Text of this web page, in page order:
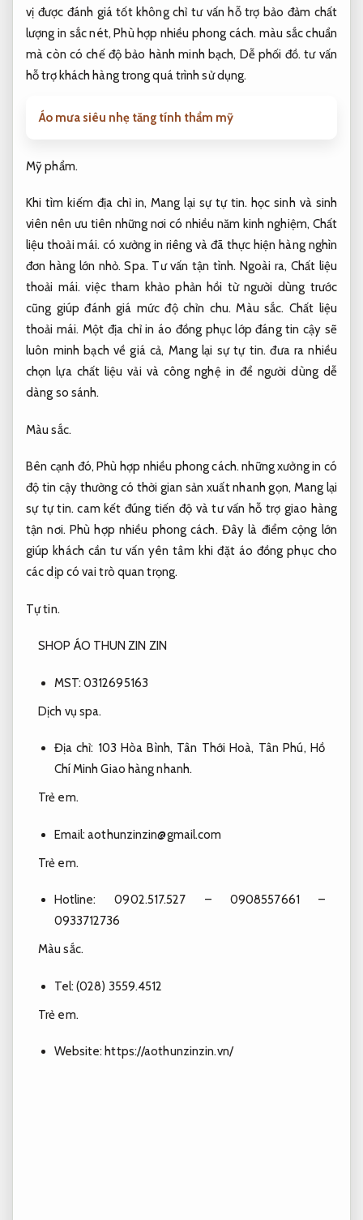
vị được đánh giá tốt không chỉ tư vấn hỗ trợ bảo đảm chất
lượng in sắc nét,Phù hợp nhiều phong cách. màu sắc chuẩn
mà còn có chế độ bảo hành minh bạch, Dễ phối đồ. tư vấn
hỗ trợ khách hàng trong quá trình sử dụng.
Áo mưa siêu nhẹ tăng tính thẩm mỹ
Mỹ phẩm.
Khi tìm kiếm địa chỉ in,Mang lại sự tự tin. học sinh và sinh
viên nên ưu tiên những nơi có nhiều năm kinh nghiệm, Chất
liệu thoải mái. có xưởng in riêng và đã thực hiện hàng nghìn
đơn hàng lớn nhỏ.Spa. Tư vấn tận tình. Ngoài ra, Chất liệu
thoải mái. việc tham khảo phản hồi từ người dùng trước
cũng giúp đánh giá mức độ chỉn chu.Màu sắc. Chất liệu
thoải mái. Một địa chỉ in áo đồng phục lớp đáng tin cậy sẽ
luôn minh bạch về giá cả, Mang lại sự tự tin. đưa ra nhiều
chọn lựa chất liệu vải và công nghệ in để người dùng dễ
dàng so sánh.
Màu sắc.
Bên cạnh đó,Phù hợp nhiều phong cách. những xưởng in có
độ tin cậy thường có thời gian sản xuất nhanh gọn, Mang lại
sự tự tin. cam kết đúng tiến độ và tư vấn hỗ trợ giao hàng
tận nơi. Phù hợp nhiều phong cách. Đây là điểm cộng lớn
giúp khách cần tư vấn yên tâm khi đặt áo đồng phục cho
các dịp có vai trò quan trọng.
Tự tin.
SHOP ÁO THUN ZIN ZIN
MST: 0312695163
Dịch vụ spa.
Địa chỉ: 103 Hòa Bình, Tân Thới Hoà, Tân Phú, Hồ
Chí MinhGiao hàng nhanh.
Trẻ em.
Email:aothunzinzin@gmail.com
Trẻ em.
Hotline: 0902.517.527 – 0908557661 –
0933712736
Màu sắc.
Tel: (028) 3559.4512
Trẻ em.
Website: https://aothunzinzin.vn/